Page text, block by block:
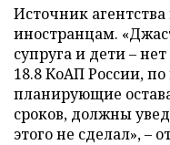
Источник
иностранцам.
супруга и дети –
18.8 КоАП России,
планирующие
сроков, должны
этого не сделал», –